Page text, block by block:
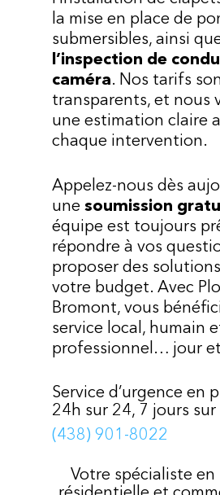
la mise en place de
submersibles, ainsi
l’inspection de
caméra. Nos tarifs
transparents, et nous
une estimation claire
chaque intervention.
Appelez-nous dès
une soumission
équipe est toujours
répondre à vos
proposer des
votre budget. Avec
Bromont, vous
service local, humain
professionnel… jour
Service d’urgence en
24h sur 24, 7 jours sur
(438) 901-8022
Votre spécialiste